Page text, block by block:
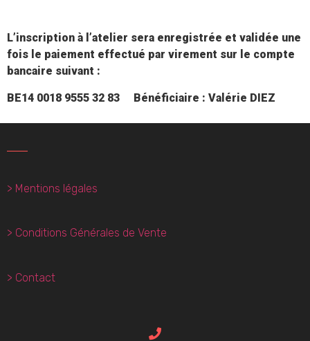
L’inscription à l’atelier sera enregistrée et validée une
fois le paiement effectué par virement sur le compte
bancaire suivant :
BE14 0018 9555 32 83 Bénéficiaire : Valérie DIEZ
> Mentions légales
> Conditions Générales de Vente
> Contact